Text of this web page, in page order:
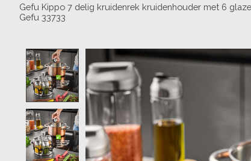
Gefu Kippo 7 delig kruidenrek kruidenhouder met 6
Gefu 33733
Product image slideshow Items